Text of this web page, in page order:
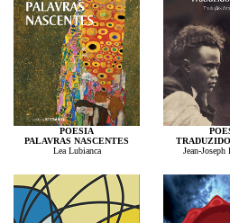
POESIA
PALAVRAS NASCENTES
Lea Lubianca
Jean-Joseph